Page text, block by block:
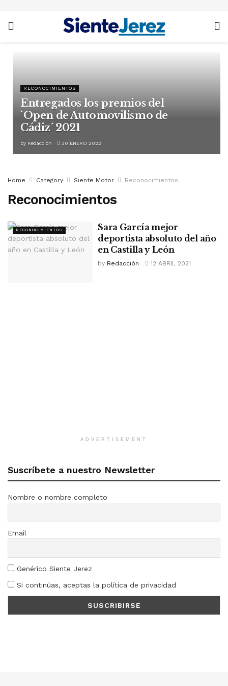
RECONOCIMIENTOS
Entregados los premios del
`Open de Automovilismo de
Cádiz´ 2021
by Redacción 30 ENERO 2022
Home Category Siente Motor Reconocimientos
Reconocimientos
RECONOCIMIENTOS
Sara García mejor
deportista absoluto del año
en Castilla y León
by Redacción 12 ABRIL 2021
ADVERTISEMENT
Suscríbete a nuestro Newsletter
Nombre o nombre completo
Email
Genérico Siente Jerez
Si continúas, aceptas la política de privacidad